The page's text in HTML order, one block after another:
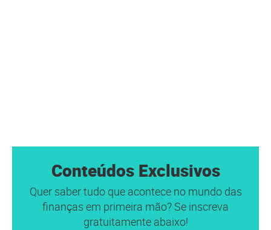
Conteúdos Exclusivos
Quer saber tudo que acontece no mundo das
finanças em primeira mão? Se inscreva
gratuitamente abaixo!